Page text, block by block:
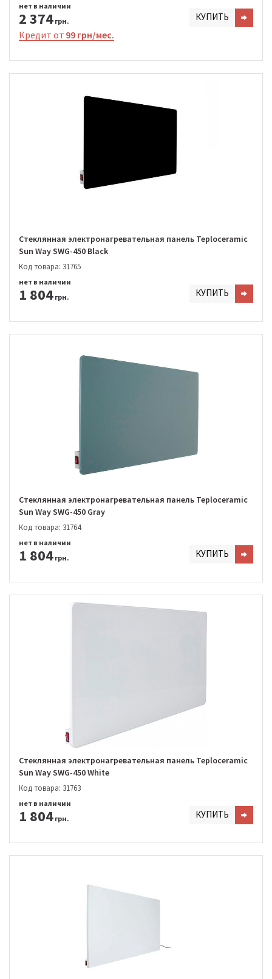
2 374 грн.
нет в наличии
КУПИТЬ
Кредит от 99 грн/мес.
Стеклянная электронагревательная панель Teploceramic
Sun Way SWG-450 Black
Код товара: 31765
1 804 грн.
нет в наличии
КУПИТЬ
Стеклянная электронагревательная панель Teploceramic
Sun Way SWG-450 Gray
Код товара: 31764
1 804 грн.
нет в наличии
КУПИТЬ
Стеклянная электронагревательная панель Teploceramic
Sun Way SWG-450 White
Код товара: 31763
1 804 грн.
нет в наличии
КУПИТЬ